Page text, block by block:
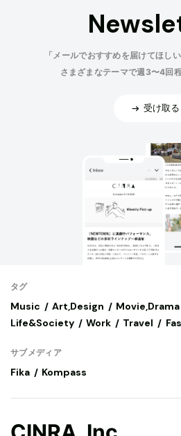
「メールでおすすめを届けてほし
さまざまなテーマで週3〜4回
受け取る
タグ
Music Art,Design Movie,Drama
Life&Society
Work Travel
サブメディア
Fika Kompass